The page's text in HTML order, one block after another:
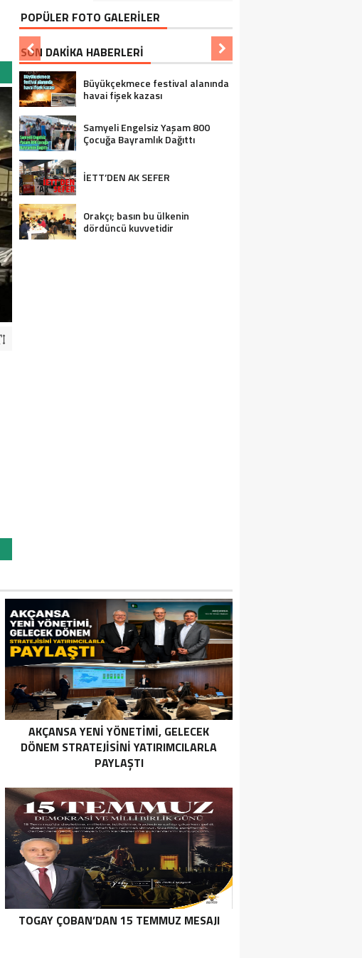
POPÜLER FOTO GALERİLER
SON DAKİKA HABERLERİ
Büyükçekmece festival alanında
havai fişek kazası
Samyeli Engelsiz Yaşam 800
Çocuğa Bayramlık Dağıttı
İETT’DEN AK SEFER
Orakçı; basın bu ülkenin
dördüncü kuvvetidir
AKÇANSA YENI YÖNETIMI, GELECEK
DÖNEM STRATEJISINI YATIRIMCILARLA
PAYLAŞTI
TOGAY ÇOBAN’DAN 15 TEMMUZ MESAJI